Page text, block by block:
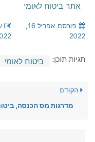
אתר ביטוח לאומי
פורסם
אפריל 16,
2022
תגיות תוכן: ביטוח לאומי
הקודם
מדרגות מס הכנסה, ביטוח לאומי,